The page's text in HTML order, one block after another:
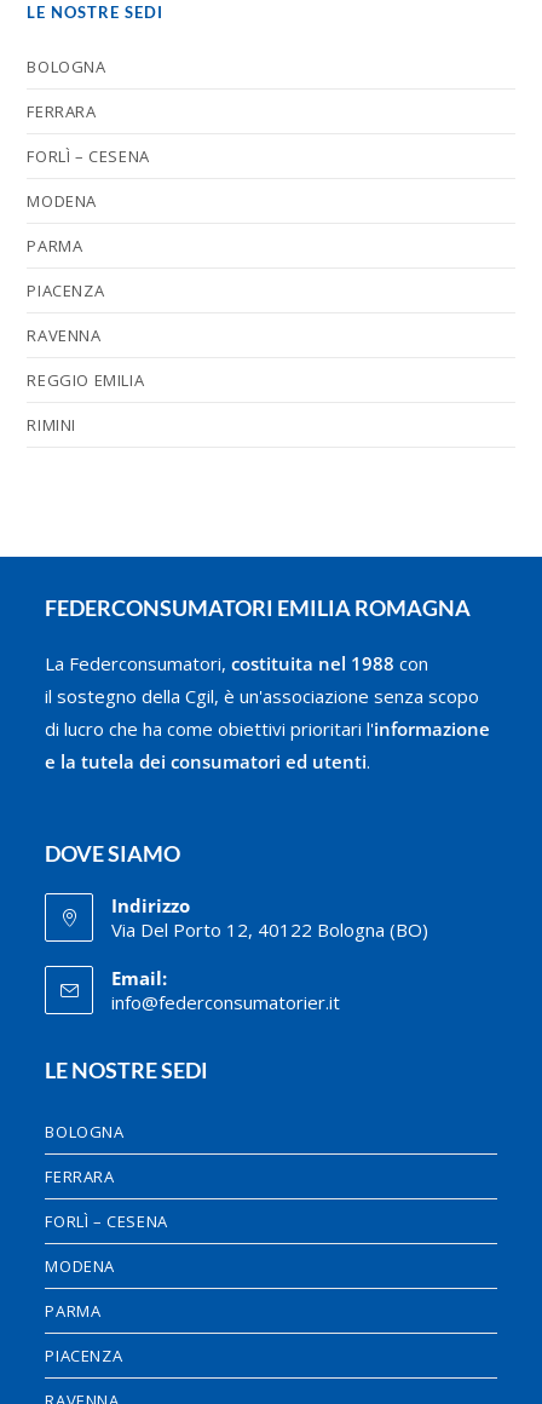
LE NOSTRE SEDI
BOLOGNA
FERRARA
FORLÌ – CESENA
MODENA
PARMA
PIACENZA
RAVENNA
REGGIO EMILIA
RIMINI
FEDERCONSUMATORI EMILIA ROMAGNA
La Federconsumatori,costituita nel 1988con
il sostegno della Cgil, è un'associazione senza scopo
di lucro che ha come obiettivi prioritari l'informazione
e la tutela dei consumatori ed utenti.
DOVE SIAMO
Indirizzo
Via Del Porto 12, 40122 Bologna (BO)
Email:
info@federconsumatorier.it
LE NOSTRE SEDI
BOLOGNA
FERRARA
FORLÌ – CESENA
MODENA
PARMA
PIACENZA